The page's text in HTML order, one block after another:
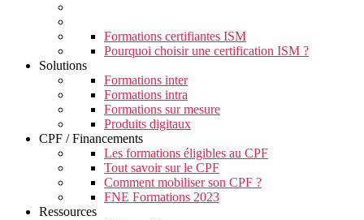
Formations certifiantes ISM
Pourquoi choisir une certification ISM ?
Solutions
Formations inter
Formations intra
Formations sur mesure
Produits digitaux
CPF / Financements
Les formations éligibles au CPF
Tout savoir sur le CPF
Comment mobiliser son CPF ?
FNE Formations 2023
Ressources